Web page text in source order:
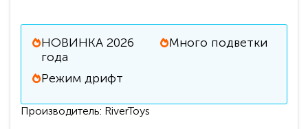
НОВИНКА 2026
года
Режим дрифт
Много подветки
Производитель: RiverToys